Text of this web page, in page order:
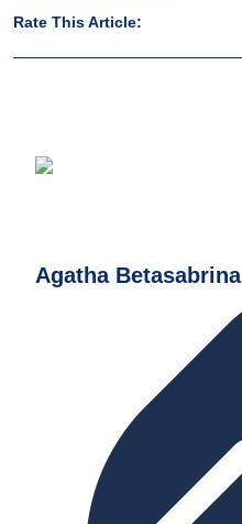
Rate This Article:
Agatha Betasabrina